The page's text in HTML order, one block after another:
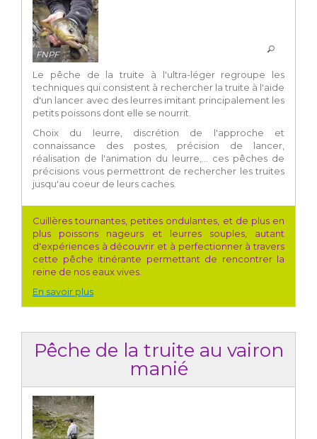
FNPF
Le pêche de la truite à l'ultra-léger regroupe les
techniques qui consistent à rechercher la truite à l'aide
d'un lancer avec des leurres imitant principalement les
petits poissons dont elle se nourrit.
Choix du leurre, discrétion de l'approche et
connaissance des postes, précision de lancer,
réalisation de l'animation du leurre,... ces pêches de
précisions vous permettront de rechercher les truites
jusqu'au coeur de leurs caches.
Cuillères tournantes, petites ondulantes, et de plus en
plus poissons nageurs et leurres souples, autant
d'expériences à découvrir et à perfectionner à travers
cette pêche itinérante permettant de rencontrer la
reine de nos eaux vives.
En savoir plus
Pêche de la truite au vairon
manié